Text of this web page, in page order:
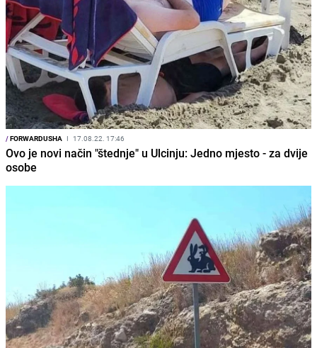
/FORWARDUSHA I 17.08.22. 17:46
Ovo je novi način "štednje" u Ulcinju: Jedno mjesto - za dvije
osobe